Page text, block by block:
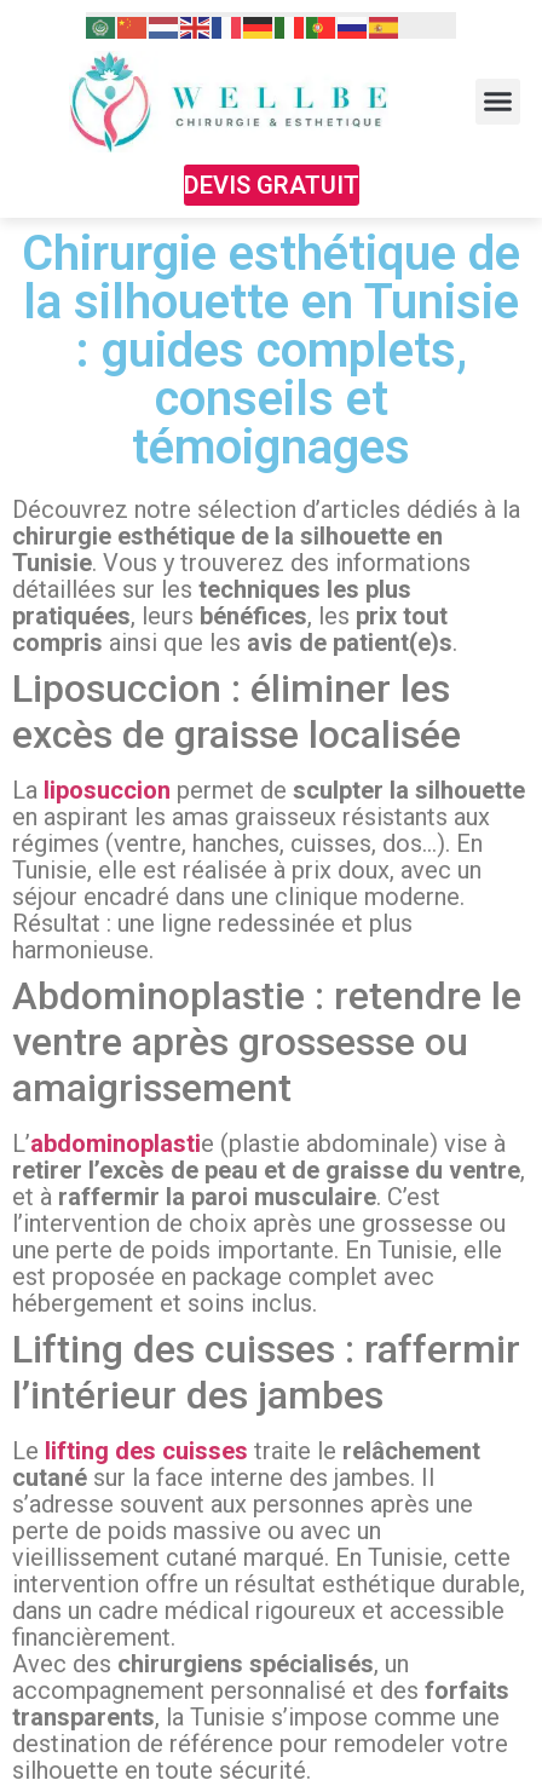
DEVIS GRATUIT
Chirurgie esthétique de
la silhouette en Tunisie
: guides complets,
conseils et
témoignages
Découvrez notre sélection d’articles dédiés à la
chirurgie esthétique de la silhouette en
Tunisie. Vous y trouverez des informations
détaillées sur les techniques les plus
pratiquées, leurs bénéfices, les prix tout
compris ainsi que les avis de patient(e)s.
Liposuccion : éliminer les
excès de graisse localisée
La liposuccion permet de sculpter la silhouette
en aspirant les amas graisseux résistants aux
régimes (ventre, hanches, cuisses, dos…). En
Tunisie, elle est réalisée à prix doux, avec un
séjour encadré dans une clinique moderne.
Résultat : une ligne redessinée et plus
harmonieuse.
Abdominoplastie : retendre le
ventre après grossesse ou
amaigrissement
L’abdominoplastie (plastie abdominale) vise à
retirer l’excès de peau et de graisse du ventre,
et à raffermir la paroi musculaire. C’est
l’intervention de choix après une grossesse ou
une perte de poids importante. En Tunisie, elle
est proposée en package complet avec
hébergement et soins inclus.
Lifting des cuisses : raffermir
l’intérieur des jambes
Le lifting des cuisses traite le relâchement
cutané sur la face interne des jambes. Il
s’adresse souvent aux personnes après une
perte de poids massive ou avec un
vieillissement cutané marqué. En Tunisie, cette
intervention offre un résultat esthétique durable,
dans un cadre médical rigoureux et accessible
financièrement.
Avec des chirurgiens spécialisés, un
accompagnement personnalisé et des forfaits
transparents, la Tunisie s’impose comme une
destination de référence pour remodeler votre
silhouette en toute sécurité.